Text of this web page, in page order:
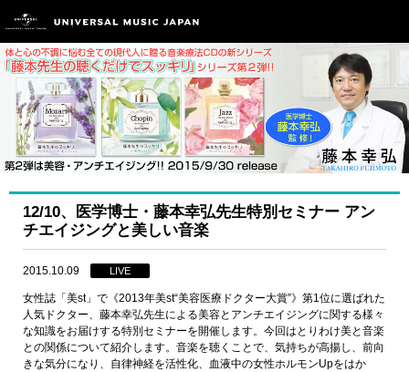
12/10、医学博士・藤本幸弘先生特別セミナー アン
チエイジングと美しい音楽
2015.10.09 LIVE
女性誌「美st」で《2013年美st“美容医療ドクター大賞”》第1位に選ばれた
人気ドクター、藤本幸弘先生による美容とアンチエイジングに関する様々
な知識をお届けする特別セミナーを開催します。今回はとりわけ美と音楽
との関係について紹介します。音楽を聴くことで、気持ちが高揚し、前向
きな気分になり、自律神経を活性化、血液中の女性ホルモンUpをはか